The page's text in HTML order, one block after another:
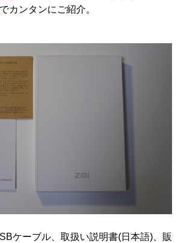
カンタンにご紹介。
ケーブル、取扱い説明書(日本語)、販